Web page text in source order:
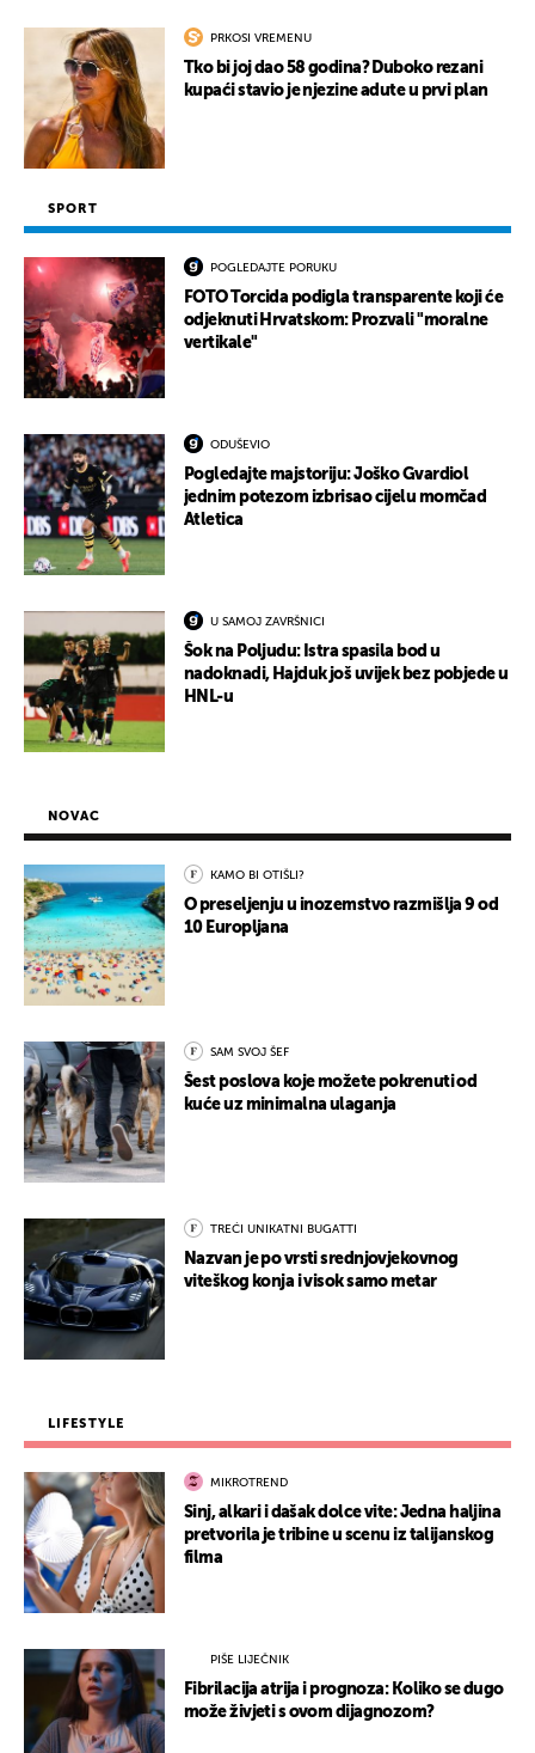
PRKOSI VREMENU
Tko bi joj dao 58 godina? Duboko rezani
kupaći stavio je njezine adute u prvi plan
SPORT
POGLEDAJTE PORUKU
FOTO Torcida podigla transparente koji će
odjeknuti Hrvatskom: Prozvali "moralne
vertikale"
ODUŠEVIO
Pogledajte majstoriju: Joško Gvardiol
jednim potezom izbrisao cijelu momčad
Atletica
U SAMOJ ZAVRŠNICI
Šok na Poljudu: Istra spasila bod u
nadoknadi, Hajduk još uvijek bez pobjede u
HNL-u
NOVAC
KAMO BI OTIŠLI?
O preseljenju u inozemstvo razmišlja 9 od
10 Europljana
SAM SVOJ ŠEF
Šest poslova koje možete pokrenuti od
kuće uz minimalna ulaganja
TREĆI UNIKATNI BUGATTI
Nazvan je po vrsti srednjovjekovnog
viteškog konja i visok samo metar
LIFESTYLE
MIKROTREND
Sinj, alkari i dašak dolce vite: Jedna haljina
pretvorila je tribine u scenu iz talijanskog
filma
PIŠE LIJEČNIK
Fibrilacija atrija i prognoza: Koliko se dugo
može živjeti s ovom dijagnozom?